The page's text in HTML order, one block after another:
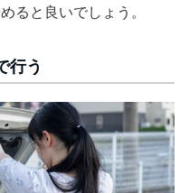
ると良いでしょう。
行う